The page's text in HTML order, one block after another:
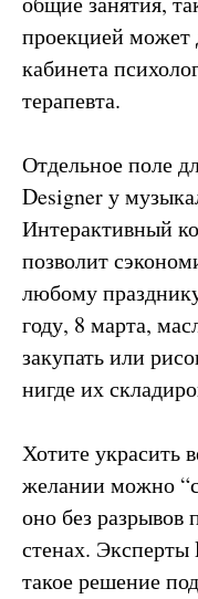
проекцией может
кабинета
терапевта.
Отдельное поле
Designer у
Интерактивный
позволит
любому
году, 8 марта,
закупать или
нигде их
Хотите украсить
желании можно
оно без разрывов
стенах. Эксперты
такое решение